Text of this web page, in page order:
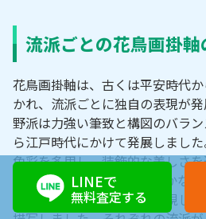
LINEで
無料査定する
流派ごとの花鳥画掛軸
花鳥画掛軸は、古くは平安時代
かれ、流派ごとに独自の表現が
野派は力強い筆致と構図のバラ
ら江戸時代にかけて発展しまし
色彩を多用し、装飾的な美しさ
中国の影響を受け、詩情豊かな
四条派は写実的な表現を重視し